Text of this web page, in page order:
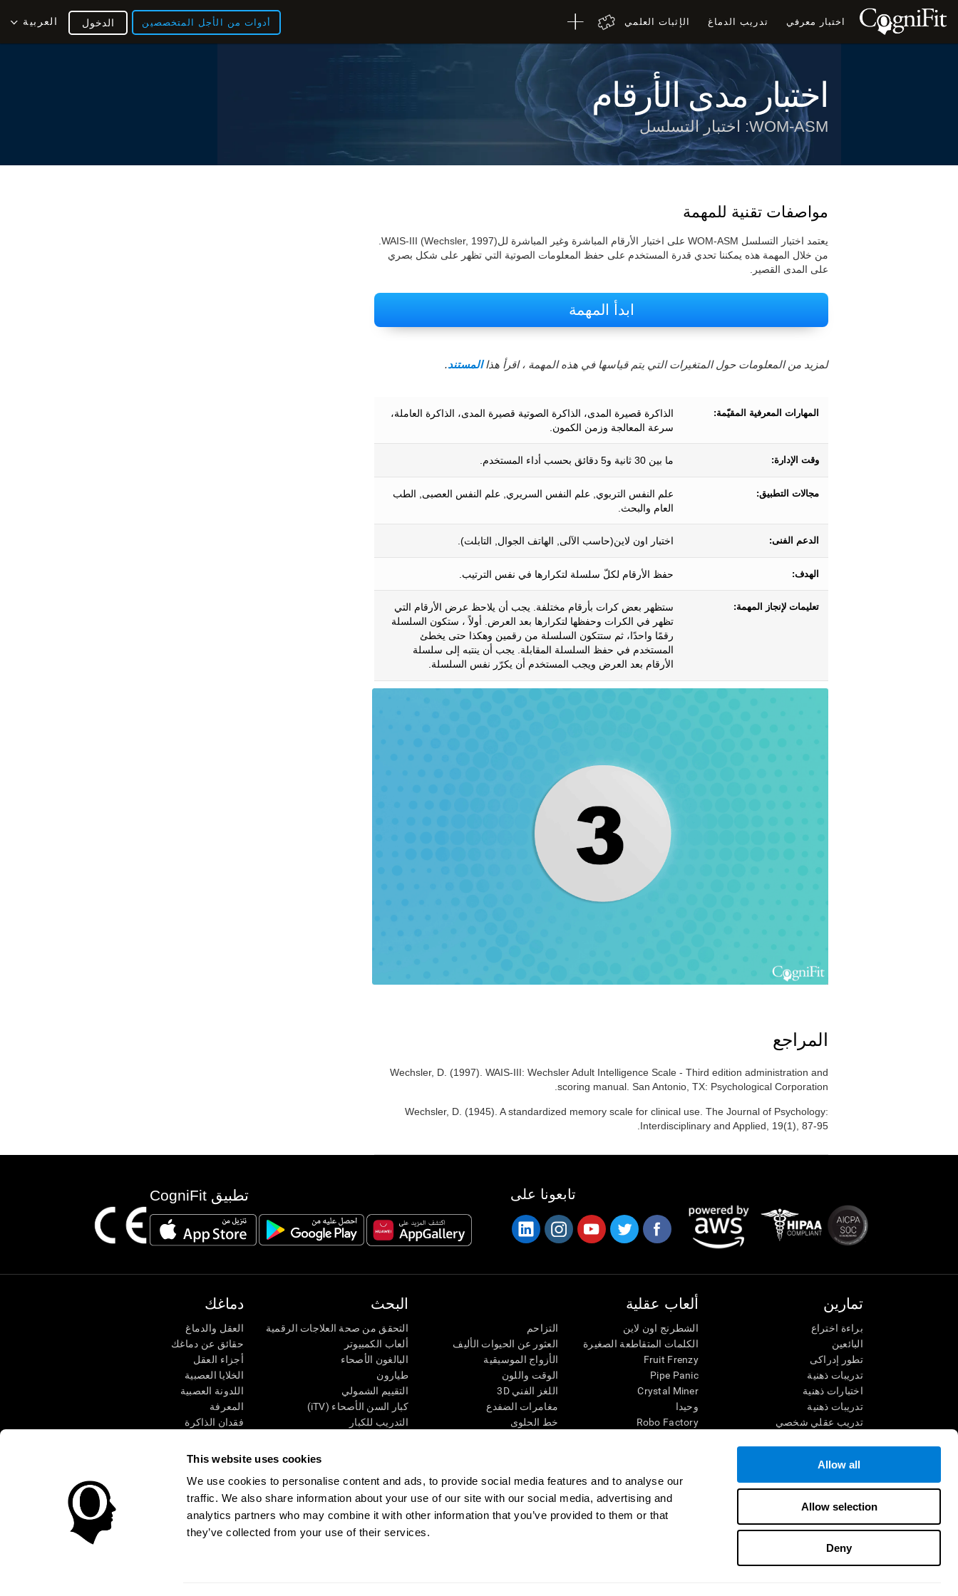
This website uses cookies
We use cookies to personalise content and ads, to provide social media features and to analyse our
traffic. We also share information about your use of our site with our social media, advertising and
analytics partners who may combine it with other information that you’ve provided to them or that
they’ve collected from your use of their services.
Allow all
Allow selection
Deny
اختبار معرفي تدريب الدماغ الإثبات العلمي أدوات من الأجل المتخصصين العربية الدخول
اختبار مدى الأرقام
WOM-ASM: اختبار التسلسل
مواصفات تقنية للمهمة
من خلال المهمة هذه يمكننا تحدي قدرة المستخدم على حفظ المعلومات الصوتية التي تظهر على شكل بصري
على المدى القصير.
ابدأ المهمة
لمزيد من المعلومات حول المتغيرات التي يتم قياسها في هذه المهمة ، اقرأ هذاالمستند.
المهارات المعرفية المقيّمة:
الذاكرة قصيرة المدى، الذاكرة الصوتية قصيرة المدى، الذاكرة العاملة،
سرعة المعالجة وزمن الكمون.
وقت الإدارة: ما بين 30 ثانية و5 دقائق بحسب أداء المستخدم.
مجالات التطبيق:
علم النفس التربوي, علم النفس السريري, علم النفس العصبى, الطب
العام والبحث.
الدعم الفنى: اختبار اون لاين(حاسب الآلى, الهاتف الجوال, التابلت).
الهدف: حفظ الأرقام لكلّ سلسلة لتكرارها في نفس الترتيب.
تعليمات لإنجاز المهمة:
ستظهر بعض كرات بأرقام مختلفة. يجب أن يلاحظ عرض الأرقام التي
تظهر في الكرات وحفظها لتكرارها بعد العرض. أولاً ، ستكون السلسلة
رقمًا واحدًا، ثم ستتكون السلسلة من رقمين وهكذا حتى يخطئ
المستخدم في حفظ السلسلة المقابلة. يجب أن ينتبه إلى سلسلة
الأرقام بعد العرض ويجب المستخدم أن يكرّر نفس السلسلة.
المراجع
Wechsler, D. (1997). WAIS-III: Wechsler Adult Intelligence Scale - Third edition administration and
scoring manual. San Antonio, TX: Psychological Corporation.
Wechsler, D. (1945). A standardized memory scale for clinical use. The Journal of Psychology:
Interdisciplinary and Applied, 19(1), 87-95.
تطبيق CogniFit تابعونا على
دماغك
العقل والدماغ
حقائق عن دماغك
أجزاء العقل
الخلايا العصبية
اللدونة العصبية
المعرفة
فقدان الذاكرة
وظائف ذهنية
الإدراك الحسى
الانتباه
البحث
التحقق من صحة العلاجات الرقمية
ألعاب الكمبيوتر
البالغون الأصحاء
طيارون
التقييم الشمولي
كبار السن الأصحاء (iTV)
التدريب للكبار
ألعاب عقلية
الشطرنج اون لاين
الكلمات المتقاطعة الصغيرة
Fruit Frenzy
Pipe Panic
Crystal Miner
وحيدا
Robo Factory
قم بالمطابقة
فوضى الرياضيات
سباق الرخام
التزاحم
العثور عن الحيوات الأليف
الأزواج الموسيقية
الوقت واللون
اللغز الفني 3D
مغامرات الضفدع
خط الحلوى
اللعبة العقلية: تفجير البالونات
ألعاب الذكاء
ألعاب اون لاين من آجل الذاكرة
تمارين
براءة اختراع
البائعين
تطور إدراكى
تدريبات ذهنية
اختبارات ذهنية
تدريبات ذهنية
تدريب عقلي شخصي
فهم القراءة
الأطفال الموهوبون
معارك الدماغ